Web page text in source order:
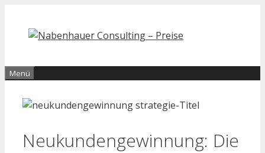
Inhalt
springen
Menü
Neukundengewinnung: Die